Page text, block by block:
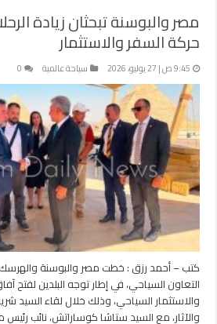
مصر والبوسنة تبحثان زيادة
حركة السفر والاستثمار
9:45 ص | 27 يوليو، 2026 سياحة عالمية 0
كتب – أحمد رزق : خطت مصر والبوسنة
التعاون السياحي، في إطار توجه البلدين لفتح
والاستثمار السياحي، وذلك خلال لقاء السيد
والآثار، مع السيد ستاشا كوساراتش، نائب